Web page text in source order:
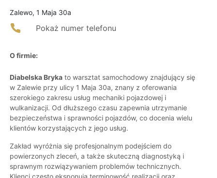
Zalewo, 1 Maja 30a
Pokaż numer telefonu
O firmie:
Diabelska Bryka to warsztat samochodowy znajdujący się
w Zalewie przy ulicy 1 Maja 30a, znany z oferowania
szerokiego zakresu usług mechaniki pojazdowej i
wulkanizacji. Od dłuższego czasu zapewnia utrzymanie
bezpieczeństwa i sprawności pojazdów, co docenia wielu
klientów korzystających z jego usług.
Zakład wyróżnia się profesjonalnym podejściem do
powierzonych zleceń, a także skuteczną diagnostyką i
sprawnym rozwiązywaniem problemów technicznych.
Klienci często eksponują terminowość realizacji oraz